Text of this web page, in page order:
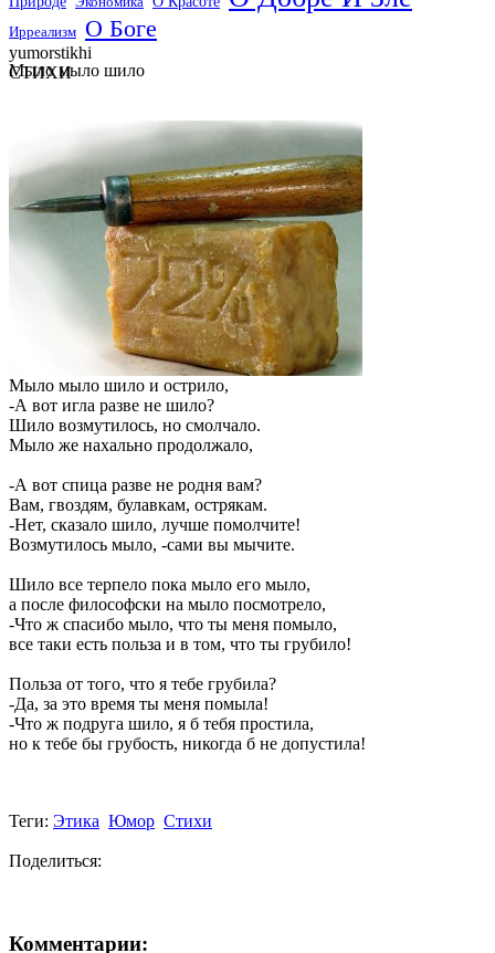
Ирреализм О Боге
yumorstikhi
СТИХИ
Мыло мыло шило
Мыло мыло шило и острило,
-А вот игла разве не шило?
Шило возмутилось, но смолчало.
Мыло же нахально продолжало,
-А вот спица разве не родня вам?
Вам, гвоздям, булавкам, острякам.
-Нет, сказало шило, лучше помолчите!
Возмутилось мыло, -сами вы мычите.
Шило все терпело пока мыло его мыло,
а после философски на мыло посмотрело,
-Что ж спасибо мыло, что ты меня помыло,
все таки есть польза и в том, что ты грубило!
Польза от того, что я тебе грубила?
-Да, за это время ты меня помыла!
-Что ж подруга шило, я б тебя простила,
но к тебе бы грубость, никогда б не допустила!
Теги: Этика Юмор Стихи
Поделиться:
Комментарии: